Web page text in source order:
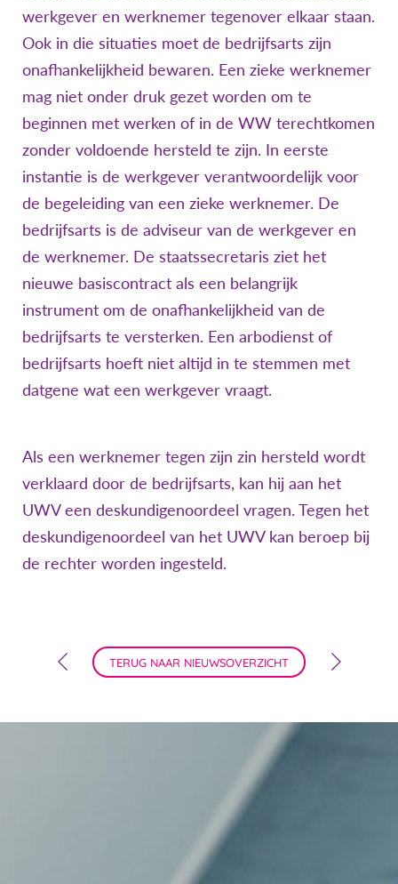
werkgever en werknemer tegenover elkaar staan.
Ook in die situaties moet de bedrijfsarts zijn
onafhankelijkheid bewaren. Een zieke werknemer
mag niet onder druk gezet worden om te
beginnen met werken of in de WW terechtkomen
zonder voldoende hersteld te zijn. In eerste
instantie is de werkgever verantwoordelijk voor
de begeleiding van een zieke werknemer. De
bedrijfsarts is de adviseur van de werkgever en
de werknemer. De staatssecretaris ziet het
nieuwe basiscontract als een belangrijk
instrument om de onafhankelijkheid van de
bedrijfsarts te versterken. Een arbodienst of
bedrijfsarts hoeft niet altijd in te stemmen met
datgene wat een werkgever vraagt.
Als een werknemer tegen zijn zin hersteld wordt
verklaard door de bedrijfsarts, kan hij aan het
UWV een deskundigenoordeel vragen. Tegen het
deskundigenoordeel van het UWV kan beroep bij
de rechter worden ingesteld.
TERUG NAAR NIEUWSOVERZICHT